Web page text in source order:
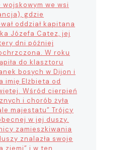
wojskowym we wsi
gdzie
oddział kapitana
Józefa Catez, jej
dni później
W roku
do klasztoru
bosych w Dijon i
imię Elżbieta od
Wśród cierpień
i chorób żyła
majestatu” Trójcy
w jej duszy.
zamieszkiwania
znalazła swoje
ziemi” i w ten